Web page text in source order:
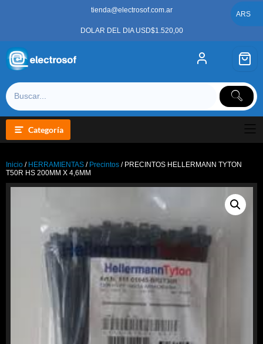
tienda@electrosof.com.ar
DOLAR DEL DIA USD$1.520,00
Categoría
Inicio / HERRAMIENTAS / Precintos / PRECINTOS HELLERMANN TYTON
T50R HS 200MM X 4,6MM
ARS